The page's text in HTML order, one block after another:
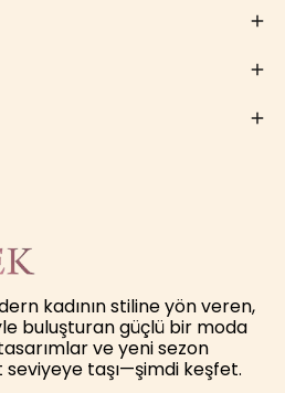
kadının stiline yön veren,
buluşturan güçlü bir moda
ve yeni sezon
seviyeye taşı—şimdi keşfet.